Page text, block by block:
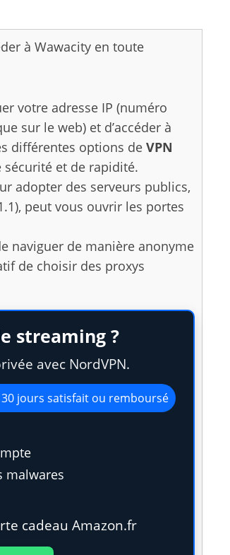
à Wawacity en toute
votre adresse IP (numéro
sur le web) et d’accéder à
différentes options de VPN
et de rapidité.
adopter des serveurs publics,
peut vous ouvrir les portes
naviguer de manière anonyme
de choisir des proxys
streaming ?
avec NordVPN.
30 jours satisfait ou remboursé
malwares
cadeau Amazon.fr